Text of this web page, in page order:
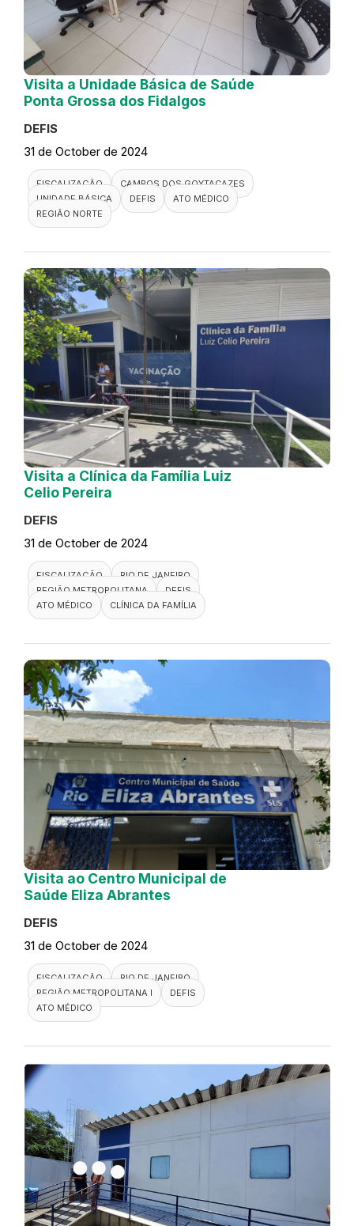
Visita a Unidade Básica de Saúde
Ponta Grossa dos Fidalgos
DEFIS
31 de October de 2024
FISCALIZAÇÃO
CAMPOS DOS GOYTACAZES
UNIDADE BÁSICA
DEFIS
ATO MÉDICO
REGIÃO NORTE
Visita a Clínica da Família Luiz
Celio Pereira
DEFIS
31 de October de 2024
FISCALIZAÇÃO
RIO DE JANEIRO
REGIÃO METROPOLITANA
DEFIS
ATO MÉDICO
CLÍNICA DA FAMÍLIA
Visita ao Centro Municipal de
Saúde Eliza Abrantes
DEFIS
31 de October de 2024
FISCALIZAÇÃO
RIO DE JANEIRO
REGIÃO METROPOLITANA I
DEFIS
ATO MÉDICO